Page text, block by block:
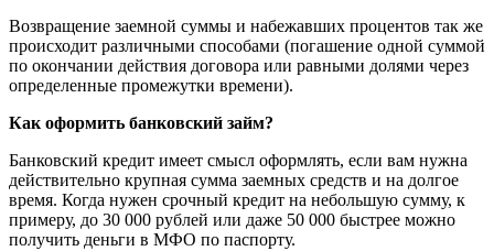
Возвращение заемной суммы и набежавших процентов так же
происходит различными способами (погашение одной суммой
по окончании действия договора или равными долями через
определенные промежутки времени).
Как оформить банковский займ?
Банковский кредит имеет смысл оформлять, если вам нужна
действительно крупная сумма заемных средств и на долгое
время. Когда нужен срочный кредит на небольшую сумму, к
примеру, до 30 000 рублей или даже 50 000 быстрее можно
получить деньги в МФО по паспорту.